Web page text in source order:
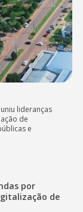
lideranças
de
e
por
de